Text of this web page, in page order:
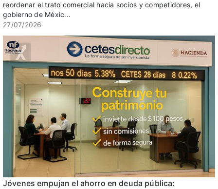
reordenar el trato comercial hacia socios y competidores, el
gobierno de Méxic...
27/07/2026
Jóvenes empujan el ahorro en deuda pública: